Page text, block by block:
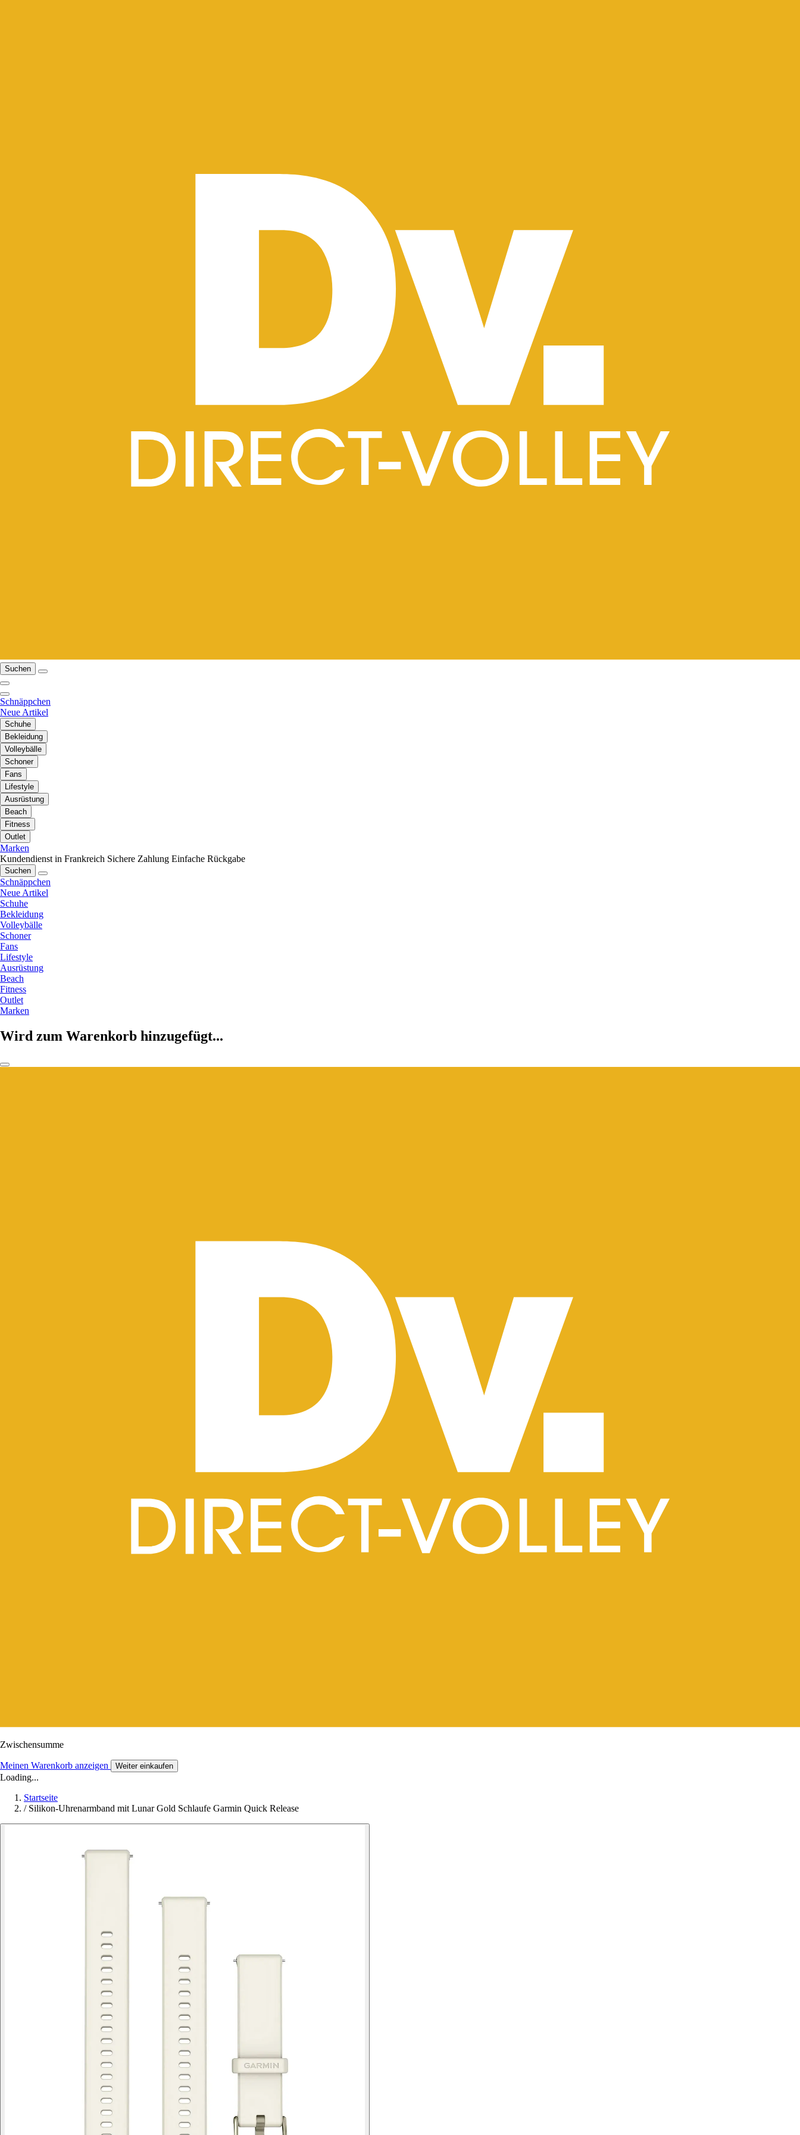
Suchen
Schnäppchen
Neue Artikel
Schuhe
Bekleidung
Volleybälle
Schoner
Fans
Lifestyle
Ausrüstung
Beach
Fitness
Outlet
Marken
Kundendienst in Frankreich Sichere Zahlung Einfache Rückgabe
Suchen
Schnäppchen
Neue Artikel
Schuhe
Bekleidung
Volleybälle
Schoner
Fans
Lifestyle
Ausrüstung
Beach
Fitness
Outlet
Marken
Wird zum Warenkorb hinzugefügt...
Zwischensumme
Meinen Warenkorb anzeigen Weiter einkaufen
Loading...
Startseite
/ Silikon-Uhrenarmband mit Lunar Gold Schlaufe Garmin Quick Release